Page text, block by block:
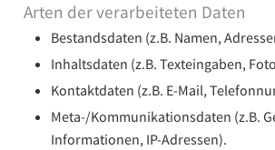
Arten der verarbeiteten Daten
Bestandsdaten (z.B. Namen,
Inhaltsdaten (z.B. Texteingaben,
Kontaktdaten (z.B. E-Mail,
Meta-/Kommunikationsdaten (z.B.
Informationen, IP-Adressen).